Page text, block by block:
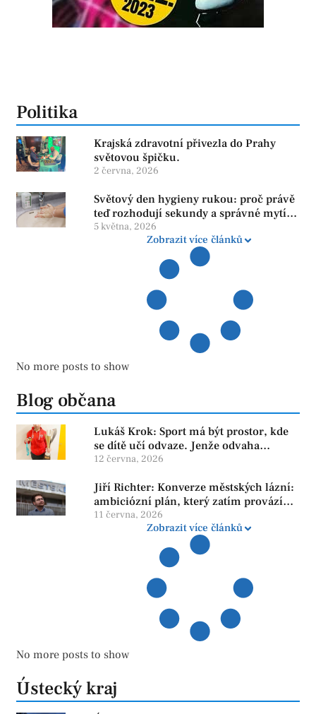
Politika
Krajská zdravotní přivezla do Prahy
světovou špičku.
2 června, 2026
Světový den hygieny rukou: proč právě
teď rozhodují sekundy a správné mytí
rukou
5 května, 2026
Zobrazit více článků
No more posts to show
Blog občana
Lukáš Krok: Sport má být prostor, kde
se dítě učí odvaze. Jenže odvaha
neroste tam, kde se bojí udělat chybu.
12 června, 2026
Jiří Richter: Konverze městských lázní:
ambiciózní plán, který zatím provází
více otazníků než jistot
11 června, 2026
Zobrazit více článků
No more posts to show
Ústecký kraj